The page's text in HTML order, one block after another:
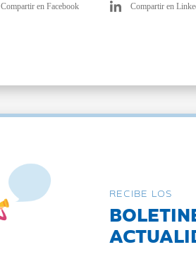
Compartir en Facebook Compartir en
RECIBE LOS